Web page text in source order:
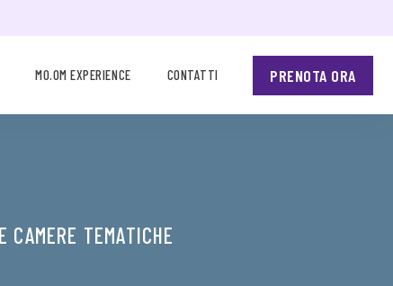
MO.OM EXPERIENCE CONTATTI PRENOTA ORA
CAMERE TEMATICHE